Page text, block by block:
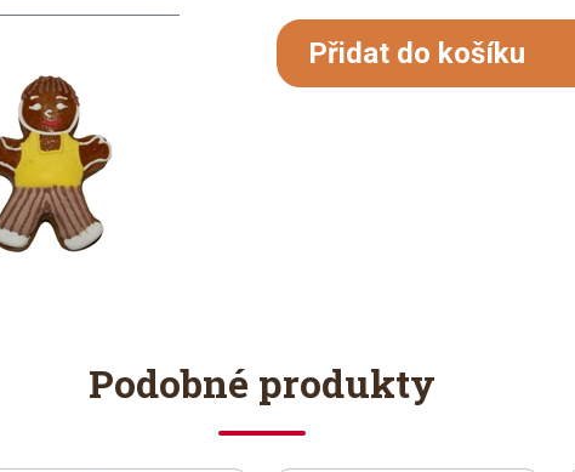
Přidat do košíku
Podobné produkty